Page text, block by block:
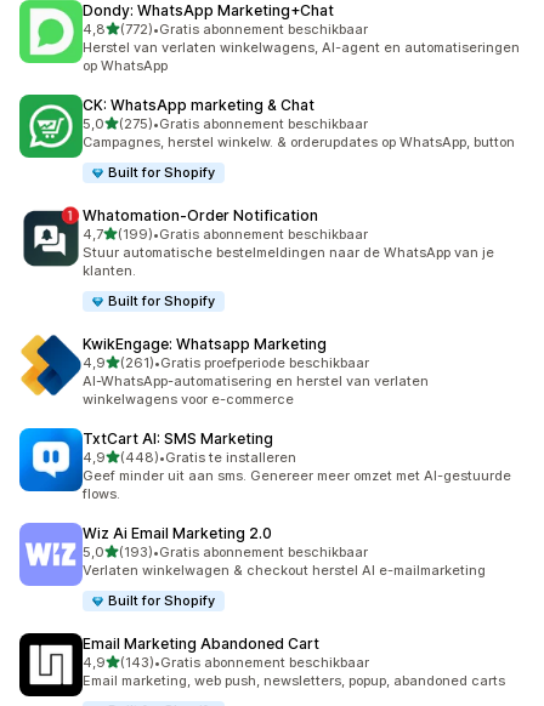
Dondy: WhatsApp Marketing+Chat
4,8van 5 sterren
(772)
772 recensies in totaal
•Gratis abonnement beschikbaar
Herstel van verlaten winkelwagens, AI-agent en automatiseringen
op WhatsApp
CK: WhatsApp marketing & Chat
5,0van 5 sterren
(275)
275 recensies in totaal
•Gratis abonnement beschikbaar
Campagnes, herstel winkelw. & orderupdates op WhatsApp, button
Built for Shopify
Whatomation‑Order Notification
4,7van 5 sterren
(199)
199 recensies in totaal
•Gratis abonnement beschikbaar
Stuur automatische bestelmeldingen naar de WhatsApp van je
klanten.
Built for Shopify
KwikEngage: Whatsapp Marketing
4,9van 5 sterren
(261)
261 recensies in totaal
•Gratis proefperiode beschikbaar
AI-WhatsApp-automatisering en herstel van verlaten
winkelwagens voor e-commerce
TxtCart AI: SMS Marketing
4,9van 5 sterren
(448)
448 recensies in totaal
•Gratis te installeren
Geef minder uit aan sms. Genereer meer omzet met AI-gestuurde
flows.
Wiz Ai Email Marketing 2.0
5,0van 5 sterren
(193)
193 recensies in totaal
•Gratis abonnement beschikbaar
Verlaten winkelwagen & checkout herstel AI e-mailmarketing
Built for Shopify
Email Marketing Abandoned Cart
4,9van 5 sterren
(143)
143 recensies in totaal
•Gratis abonnement beschikbaar
Email marketing, web push, newsletters, popup, abandoned carts